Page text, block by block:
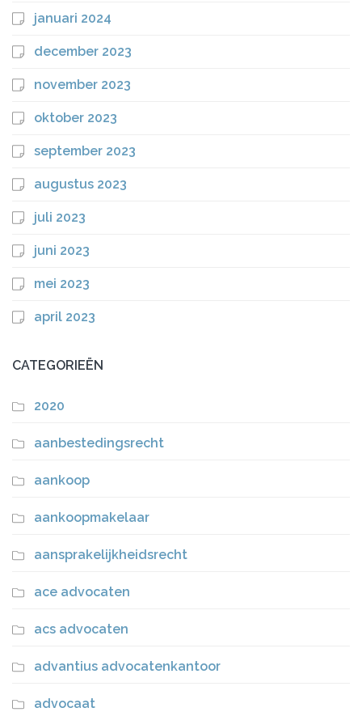
januari 2024
december 2023
november 2023
oktober 2023
september 2023
augustus 2023
juli 2023
juni 2023
mei 2023
april 2023
CATEGORIEËN
2020
aanbestedingsrecht
aankoop
aankoopmakelaar
aansprakelijkheidsrecht
ace advocaten
acs advocaten
advantius advocatenkantoor
advocaat